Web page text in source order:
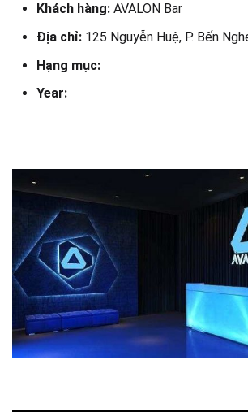
Khách hàng: AVALON Bar
Địa chỉ: 125 Nguyễn Huệ, P. Bến
Hạng mục:
Year: